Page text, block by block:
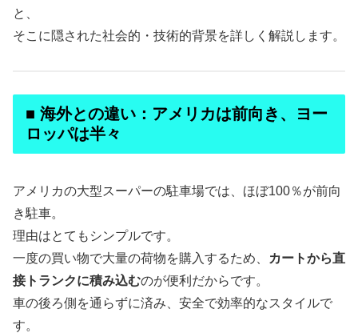
と、
そこに隠された社会的・技術的背景を詳しく解説します。
■ 海外との違い：アメリカは前向き、ヨー
ロッパは半々
アメリカの大型スーパーの駐車場では、ほぼ100％が前向
き駐車。
理由はとてもシンプルです。
一度の買い物で大量の荷物を購入するため、
カートから直
接トランクに積み込むのが便利だからです。
車の後ろ側を通らずに済み、安全で効率的なスタイルで
す。